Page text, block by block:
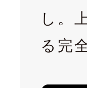
し。
る完